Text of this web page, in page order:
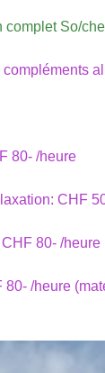
complet So/
compléments
80- /heure
CHF
CHF 80- /heure
/heure